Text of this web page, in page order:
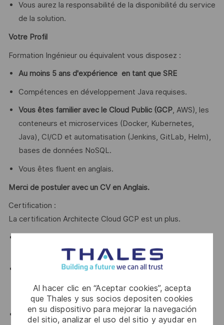
Al hacer clic en “Aceptar cookies”, acepta
que Thales y sus socios depositen cookies
en su dispositivo para mejorar la navegación
del sitio, analizar el uso del sitio y ayudar en
Vous aurez la responsabilité de la disponibilité du service
de la solution.
Votre Profil
Formation Ingénieur ou équivalent vous disposez :
Au moins 5 ans d'expérience en tant que SRE
Compétences en développement Java requises.
Vous êtes familier avec le Cloud Public (GCP, AWS), les
conteneurs et microservices (Docker, Kubernetes,
Java), CI/CD et automatisation (Jenkins, GitLab, Helm),
bases de données NoSQL.
Vous êtes fluent en anglais.
Merci de postuler avec un CV en Anglais.
Certification :
La certification Architecte Cloud GCP est un plus.
l’infrastructure sous-jacente.
Vous avez une expérience de développement dans un
disponibilité.
Vous êtes familier avec le développement de